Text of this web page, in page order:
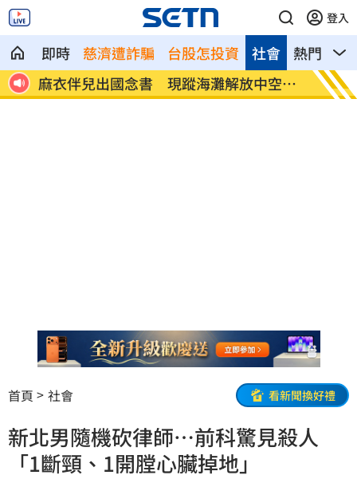
登入
即時 慈濟遭詐騙 台股怎投資 熱門 影
社會
心
麻衣伴兒出國念書 現蹤海灘解放中空辣
照
0050
首頁 社會 看新聞換好禮
新北男隨機砍律師…前科驚見殺人
「1斷頸、1開膛心臟掉地」